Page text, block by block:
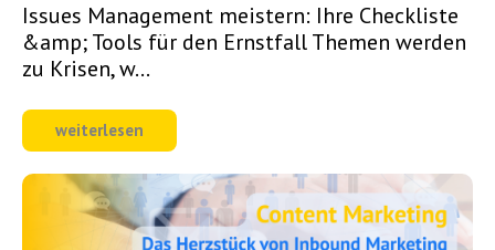
Issues Management meistern: Ihre Checkliste
&amp; Tools für den Ernstfall Themen werden
zu Krisen, w...
weiterlesen